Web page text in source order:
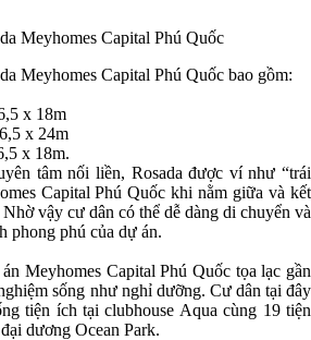
Meyhomes Capital Phú Quốc
Meyhomes Capital Phú Quốc bao gồm:
x 18m
x 24m
x 18m.
tâm nối liền, Rosada được ví như “trái
Capital Phú Quốc khi nằm giữa và kết
vậy cư dân có thể dễ dàng di chuyển và
phong phú của dự án.
Meyhomes Capital Phú Quốc tọa lạc gần
sống như nghỉ dưỡng. Cư dân tại đây
tiện ích tại clubhouse Aqua cùng 19 tiện
dương Ocean Park.